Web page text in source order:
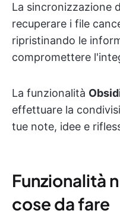
La sincronizzazione
recuperare i file
ripristinando le
compromettere
La funzionalità
effettuare la
tue note, idee e
Funzionalità
cose da fare